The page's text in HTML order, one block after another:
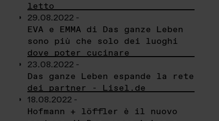
letto
29.08.2022 -
EVA e EMMA di Das ganze Leben
sono più che solo dei luoghi
dove poter cucinare
23.08.2022 -
Das ganze Leben espande la rete
dei partner - Lisel.de
18.08.2022 -
Hofmann + löffler è il nuovo